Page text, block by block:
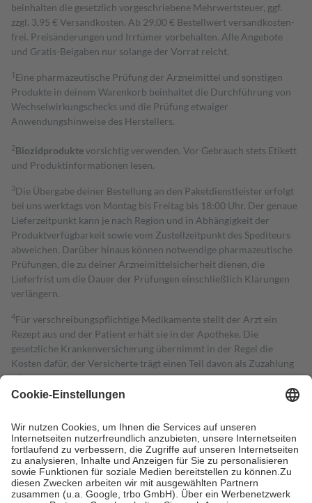
beinhalten die gesetzlich vorgeschriebene Mehrwertsteuer, ggf.
zzgl. 3,95 € Versandkosten. Ab 29,00 € Bestell­wert versand­kosten­
frei. Preisänderungen und Irrtümer vorbehalten. Alle Angebote
und Gratis-Beigaben nur solange der Vorrat reicht.
1 Eine pharmazeutische Prüfung der Arzneimittel und sonstigen
Produkte in deinem Warenkorb beinhaltet die Durchführung von
Wechselwirkungschecks und die Prüfung etwaiger
Anwendungshinweise des Herstellers.
2Biozidproduktevorsichtig verwenden. Vor Gebrauch stets Etikett
und Produktinformationen lesen.
3Die Übergabe deiner Bestellung an den Paketdienstleister erfolgt
bei uns werktags von Montag bis Freitag bis 18:00 Uhr. Der genaue
Lieferzeitpunkt kann je nach Region und in Abhängigkeit der
Produktverfügbarkeit sowie vom Zustellzeitpunkt des Spediteurs
abweichen. Darüber hinaus können notwendige pharmazeutische
Prüfungen, die zu deiner Arzneimittelsicherheit dienen, die
Lieferfrist um die Dauer der Prüfungen einschließlich Klärungen
verlängern.
4Für verschreibungspflichtige Medikamente stellt der Arzt ein
Rezept aus und der Patient erhält sie in der Apotheke. Die
gesetzliche Krankenversicherung übernimmt in der Regel die
Kosten dafür, der Versicherte trägt einen Teil davon als Zuzahlung
mit.
Grundsätzlich leisten Mitglieder Zuzahlungen in Höhe von zehn
höchstens zehn Euro.
Es sind jedoch nie mehr als die tatsächlichen
Kosten der Leistung zu entrichten.
Diese Regeln gelten grundsätzlich auch für Online-Apotheken.
Bei Heilmitteln und häuslicher Krankenpflege beträgt die
Zuzahlung zehn Prozent der Kosten sowie zehn Euro je
Verordnung.